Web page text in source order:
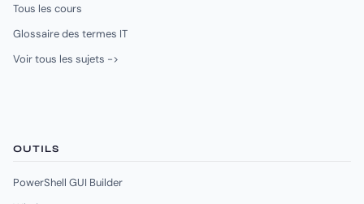
Tous les cours
Glossaire des termes IT
Voir tous les sujets ->
OUTILS
PowerShell GUI Builder